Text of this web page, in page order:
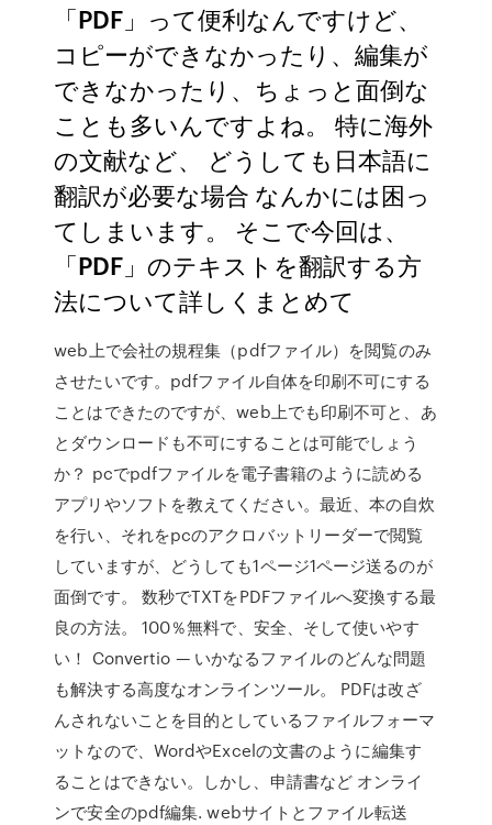
「PDF」って便利なんですけど、
コピーができなかったり、編集が
できなかったり、ちょっと面倒な
ことも多いんですよね。 特に海外
の文献など、 どうしても日本語に
翻訳が必要な場合 なんかには困っ
てしまいます。 そこで今回は、
「PDF」のテキストを翻訳する方
法について詳しくまとめて
web上で会社の規程集（pdfファイル）を閲覧のみ
させたいです。pdfファイル自体を印刷不可にする
ことはできたのですが、web上でも印刷不可と、あ
とダウンロードも不可にすることは可能でしょう
か？ pcでpdfファイルを電子書籍のように読める
アプリやソフトを教えてください。最近、本の自炊
を行い、それをpcのアクロバットリーダーで閲覧
していますが、どうしても1ページ1ページ送るのが
面倒です。 数秒でTXTをPDFファイルへ変換する最
良の方法。 100％無料で、安全、そして使いやす
い！ Convertio — いかなるファイルのどんな問題
も解決する高度なオンラインツール。 PDFは改ざ
んされないことを目的としているファイルフォーマ
ットなので、WordやExcelの文書のように編集す
ることはできない。しかし、申請書など オンライ
ンで安全のpdf編集. webサイトとファイル転送